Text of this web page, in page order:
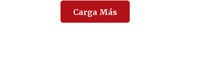
Carga Más